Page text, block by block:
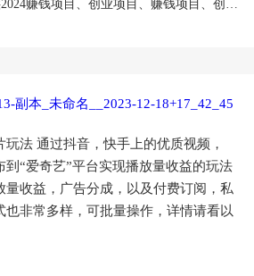
玩锤子创业网是一个提供2024赚钱项目、创业项目、赚钱项目、创业赚钱教程、引流教程的创业网,欢迎来玩锤子创业网！
法 通过抖音，快手上的优质视频，
“爱奇艺”平台实现播放量收益的玩法
量收益，广告分成，以及付费订阅，私
也非常多样，可批量操作，详情请看以